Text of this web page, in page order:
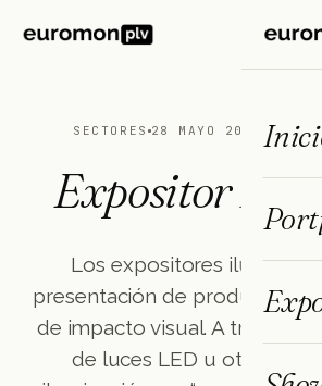
SECTORES 28 MAYO 2025 3 MIN
Expositor
Los expositores
presentación de productos a
de impacto visual. A través de
de luces LED u otras